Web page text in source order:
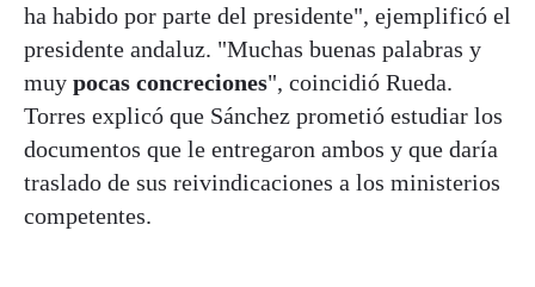
ha habido por parte del presidente", ejemplificó el
presidente andaluz. "Muchas buenas palabras y
muy pocas concreciones", coincidió Rueda.
Torres explicó que Sánchez prometió estudiar los
documentos que le entregaron ambos y que daría
traslado de sus reivindicaciones a los ministerios
competentes.